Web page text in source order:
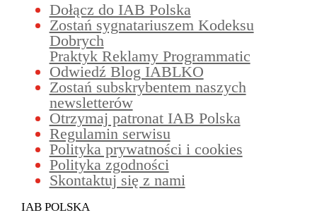
Dołącz do IAB Polska
Zostań sygnatariuszem Kodeksu
Dobrych
Praktyk Reklamy Programmatic
Odwiedź Blog IABLKO
Zostań subskrybentem naszych
newsletterów
Otrzymaj patronat IAB Polska
Regulamin serwisu
Polityka prywatności i cookies
Polityka zgodności
Skontaktuj się z nami
IAB POLSKA